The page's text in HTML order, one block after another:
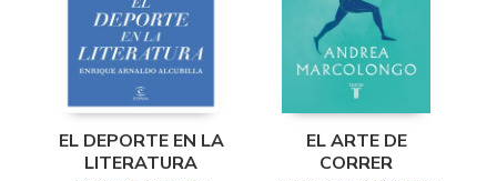
EL DEPORTE EN LA
LITERATURA
EL ARTE DE
CORRER